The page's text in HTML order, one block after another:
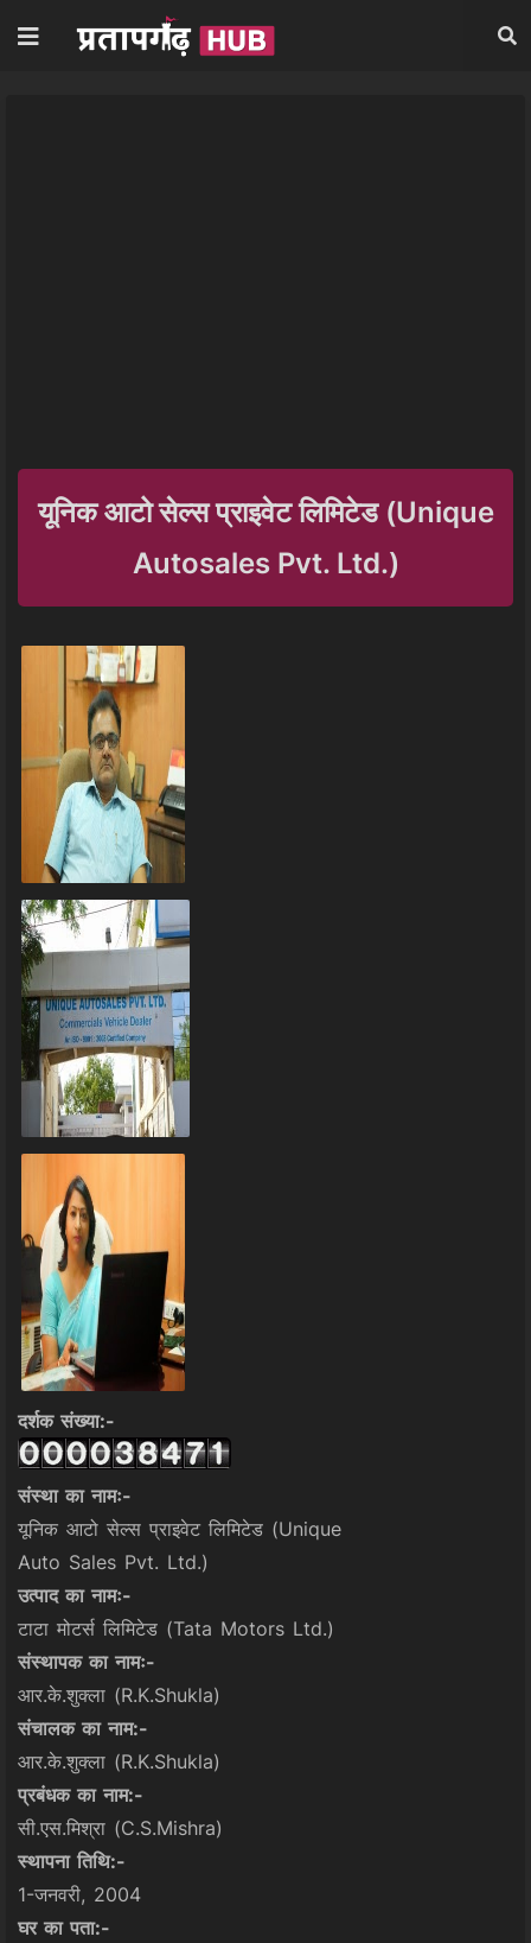
यूनिक आटो सेल्स प्राइवेट लिमिटेड (Unique
Autosales Pvt. Ltd.)
दर्शक संख्या:-
संस्था का नामः-
यूनिक आटो सेल्स प्राइवेट लिमिटेड (Unique
Auto Sales Pvt. Ltd.)
उत्पाद का नामः-
टाटा मोटर्स लिमिटेड (Tata Motors Ltd.)
संस्थापक का नामः-
आर.के.शुक्ला (R.K.Shukla)
संचालक का नाम:-
आर.के.शुक्ला (R.K.Shukla)
प्रबंधक का नाम:-
सी.एस.मिश्रा (C.S.Mishra)
स्थापना तिथि:-
1-जनवरी, 2004
घर का पता:-